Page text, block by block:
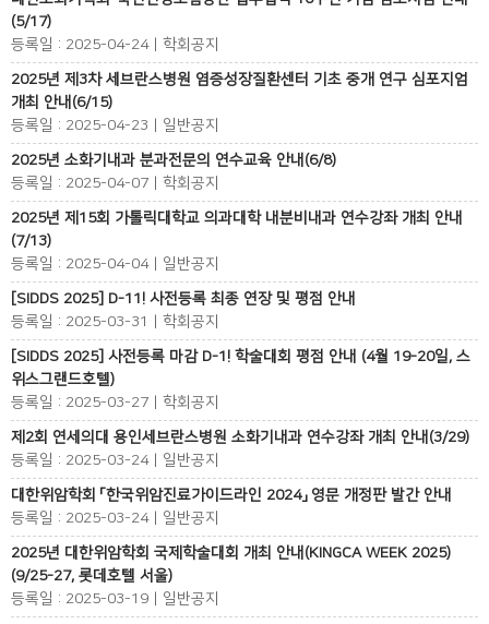
(5/17)
등록일 : 2025-04-24 | 학회공지
2025년 제3차 세브란스병원 염증성장질환센터 기초 중개 연구 심포지엄
개최 안내(6/15)
등록일 : 2025-04-23 | 일반공지
2025년 소화기내과 분과전문의 연수교육 안내(6/8)
등록일 : 2025-04-07 | 학회공지
2025년 제15회 가톨릭대학교 의과대학 내분비내과 연수강좌 개최 안내
(7/13)
등록일 : 2025-04-04 | 일반공지
[SIDDS 2025] D-11! 사전등록 최종 연장 및 평점 안내
등록일 : 2025-03-31 | 학회공지
[SIDDS 2025] 사전등록 마감 D-1! 학술대회 평점 안내 (4월 19-20일, 스
위스그랜드호텔)
등록일 : 2025-03-27 | 학회공지
제2회 연세의대 용인세브란스병원 소화기내과 연수강좌 개최 안내(3/29)
등록일 : 2025-03-24 | 일반공지
대한위암학회 「한국위암진료가이드라인 2024」 영문 개정판 발간 안내
등록일 : 2025-03-24 | 일반공지
2025년 대한위암학회 국제학술대회 개최 안내(KINGCA WEEK 2025)
(9/25-27, 롯데호텔 서울)
등록일 : 2025-03-19 | 일반공지